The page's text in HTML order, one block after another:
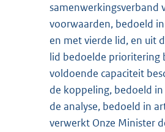
samenwerkingsverband
voorwaarden, bedoeld
en met vierde lid, en uit
lid bedoelde prioritering
voldoende capaciteit
de koppeling, bedoeld
de analyse, bedoeld in
verwerkt Onze Minister